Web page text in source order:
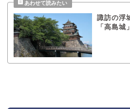
諏訪の浮
「高島城」